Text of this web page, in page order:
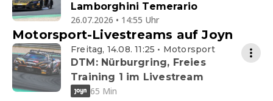
Lamborghini Temerario
26.07.2026 • 14:55 Uhr
Motorsport-Livestreams auf Joyn
Freitag, 14.08. 11:25 • Motorsport
DTM: Nürburgring, Freies
Training 1 im Livestream
65 Min